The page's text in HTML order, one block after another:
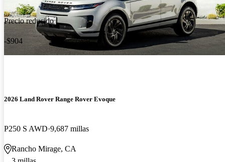
Precio reducido
-$904
2026 Land Rover Range Rover Evoque
P250 S AWD 9,687 millas
Rancho Mirage, CA